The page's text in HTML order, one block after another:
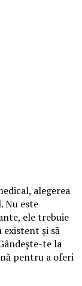
alegerea
Nu este
ele trebuie
existent și să
te la
pentru a oferi